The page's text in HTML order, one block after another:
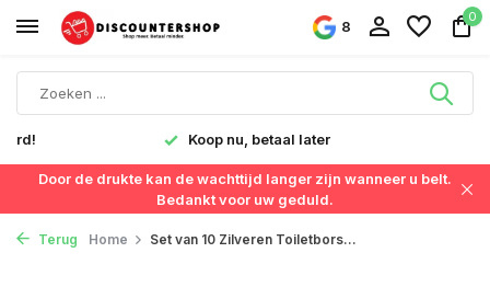
8
0
Koop nu, betaal later
Door de drukte kan de wachttijd langer zijn wanneer u belt.
Bedankt voor uw geduld.
Terug Home Set van 10 Zilveren Toiletbors...